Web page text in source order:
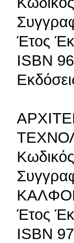
Έτος
ISBN
Έτος
ISBN